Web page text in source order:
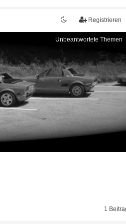
Registrieren
Unbeantwortete Themen
1